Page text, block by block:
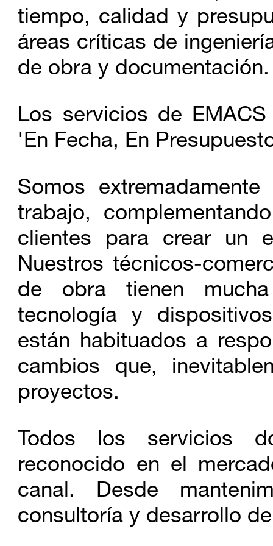
plataformas software
nuestra red comercial
NOVIEMBRE
2016
Dossier de Actividad
EMACS es un grupo
de seguridad, de
Smart Cities
automatización,
servicios públicos de
audiovisuales),
implantaciones en
críticas, militares y en
2016
SEGUREMACS,
Ministerio del Interior
Civil), y el Ministerio
Armamento y
tiempo, calidad y
áreas críticas de
de obra y documentación.
Los servicios de
'En Fecha, En
Somos
trabajo,
clientes para crear un
Nuestros técnicos-
de obra tienen
tecnología y
están habituados a
cambios que,
proyectos.
Todos los servicios
reconocido en el
canal. Desde
consultoría y desarrollo